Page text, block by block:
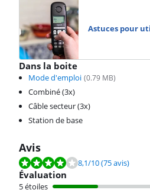
Astuces pour
Dans la boite
Mode d'emploi (0.79 MB)
Combiné (3x)
Câble secteur (3x)
Station de base
Avis
La note est de 8,1 sur 10, basée sur 75 avis.
8,1/10(75 avis)
Évaluation
5 étoiles